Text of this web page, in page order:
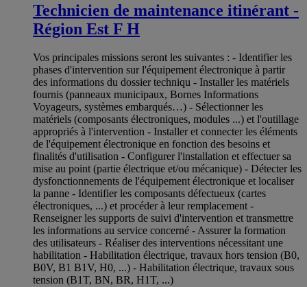
Technicien de maintenance itinérant -
Région Est F H
Vos principales missions seront les suivantes : - Identifier les
phases d'intervention sur l'équipement électronique à partir
des informations du dossier techniqu - Installer les matériels
fournis (panneaux municipaux, Bornes Informations
Voyageurs, systèmes embarqués…) - Sélectionner les
matériels (composants électroniques, modules ...) et l'outillage
appropriés à l'intervention - Installer et connecter les éléments
de l'équipement électronique en fonction des besoins et
finalités d'utilisation - Configurer l'installation et effectuer sa
mise au point (partie électrique et/ou mécanique) - Détecter les
dysfonctionnements de l'équipement électronique et localiser
la panne - Identifier les composants défectueux (cartes
électroniques, ...) et procéder à leur remplacement -
Renseigner les supports de suivi d'intervention et transmettre
les informations au service concerné - Assurer la formation
des utilisateurs - Réaliser des interventions nécessitant une
habilitation - Habilitation électrique, travaux hors tension (B0,
B0V, B1 B1V, H0, ...) - Habilitation électrique, travaux sous
tension (B1T, BN, BR, H1T, ...)